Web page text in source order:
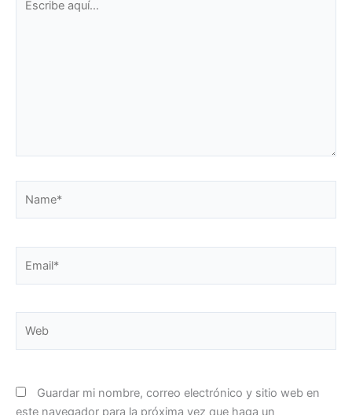
aquí...
Guardar mi nombre, correo electrónico y sitio web en
este navegador para la próxima vez que haga un